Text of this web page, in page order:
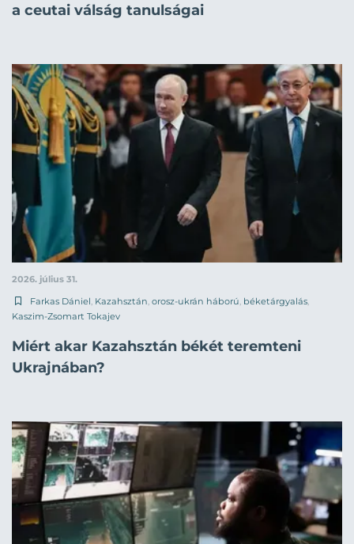
a ceutai válság tanulságai
2026. július 31.
Farkas Dániel, Kazahsztán, orosz-ukrán háború, béketárgyalás,
Kaszim-Zsomart Tokajev
Miért akar Kazahsztán békét teremteni
Ukrajnában?